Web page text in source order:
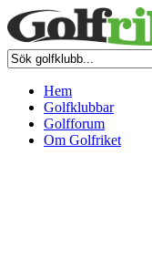
Hem
Golfklubbar
Golfforum
Om Golfriket